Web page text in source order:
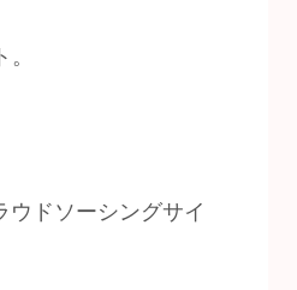
ドソーシングサイ